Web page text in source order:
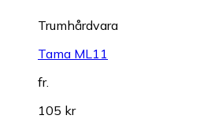
Trumhårdvara
Tama ML11
fr.
105 kr